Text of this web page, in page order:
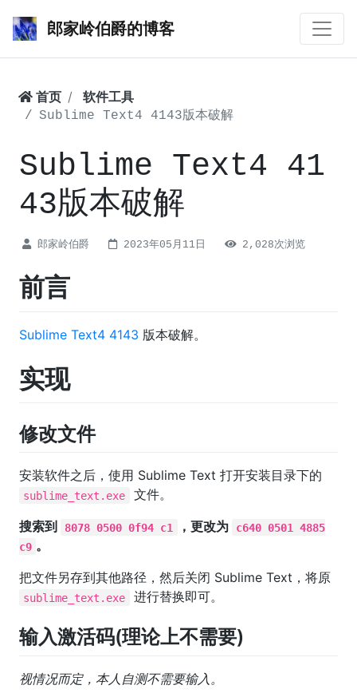
郎家岭伯爵的博客
首页 软件工具
Sublime Text4 4143版本破解
Sublime Text4 41
43版本破解
郎家岭伯爵 2023年05月11日 2,028次浏览
前言
Sublime Text4 4143 版本破解。
实现
修改文件
安装软件之后，使用 Sublime Text 打开安装目录下的
sublime_text.exe
文件。
搜索到
8078 0500 0f94 c1 ，更改为
c640 0501 4885
c9 。
把文件另存到其他路径，然后关闭 Sublime Text，将原
sublime_text.exe 进行替换即可。
输入激活码(理论上不需要)
视情况而定，本人自测不需要输入。